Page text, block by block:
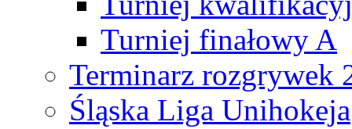
Turniej finałowy A
Terminarz rozgrywek
Śląska Liga Unihokeja